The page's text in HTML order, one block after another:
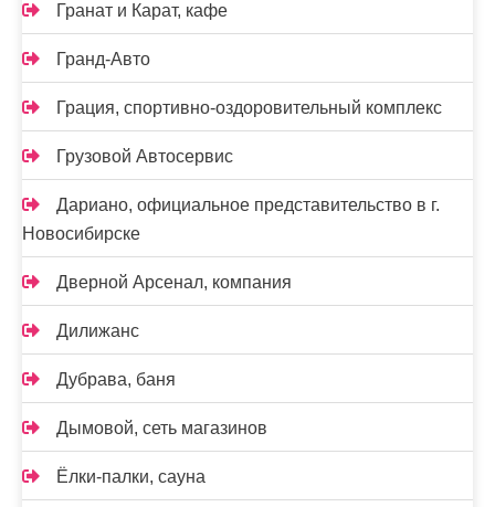
Гранат и Карат, кафе
Гранд-Авто
Грация, спортивно-оздоровительный комплекс
Грузовой Автосервис
Дариано, официальное представительство в г.
Новосибирске
Дверной Арсенал, компания
Дилижанс
Дубрава, баня
Дымовой, сеть магазинов
Ёлки-палки, сауна